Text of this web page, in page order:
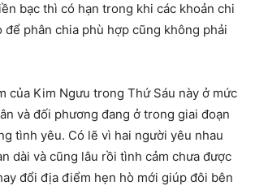
bạc thì có hạn trong khi các khoản chi
để phân chia phù hợp cũng không phải
của Kim Ngưu trong Thứ Sáu này ở mức
và đối phương đang ở trong giai đoạn
tình yêu. Có lẽ vì hai người yêu nhau
dài và cũng lâu rồi tình cảm chưa được
đổi địa điểm hẹn hò mới giúp đôi bên